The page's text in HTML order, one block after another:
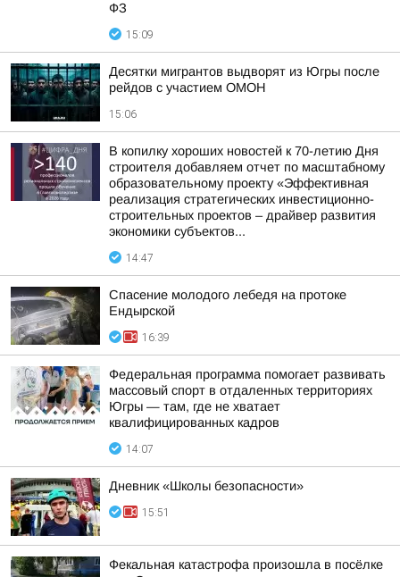
ФЗ
15:09
Десятки мигрантов выдворят из Югры после
рейдов с участием ОМОН
15:06
В копилку хороших новостей к 70-летию Дня
строителя добавляем отчет по масштабному
образовательному проекту «Эффективная
реализация стратегических инвестиционно-
строительных проектов – драйвер развития
экономики субъектов...
14:47
Спасение молодого лебедя на протоке
Ендырской
16:39
Федеральная программа помогает развивать
массовый спорт в отдаленных территориях
Югры — там, где не хватает
квалифицированных кадров
14:07
Дневник «Школы безопасности»
15:51
Фекальная катастрофа произошла в посёлке